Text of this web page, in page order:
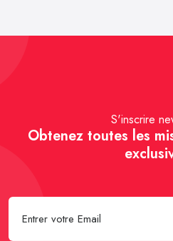
S'inscrire
Obtenez toutes les